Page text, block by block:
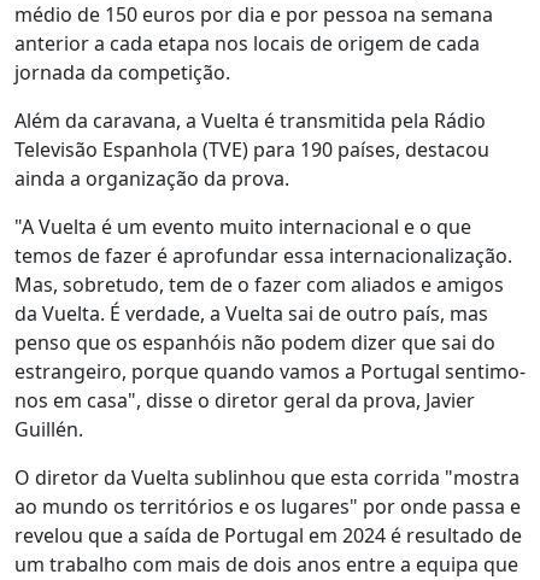
médio de 150 euros por dia e por pessoa na semana
anterior a cada etapa nos locais de origem de cada
jornada da competição.
Além da caravana, a Vuelta é transmitida pela Rádio
Televisão Espanhola (TVE) para 190 países, destacou
ainda a organização da prova.
"A Vuelta é um evento muito internacional e o que
temos de fazer é aprofundar essa internacionalização.
Mas, sobretudo, tem de o fazer com aliados e amigos
da Vuelta. É verdade, a Vuelta sai de outro país, mas
penso que os espanhóis não podem dizer que sai do
estrangeiro, porque quando vamos a Portugal sentimo-
nos em casa", disse o diretor geral da prova, Javier
Guillén.
O diretor da Vuelta sublinhou que esta corrida "mostra
ao mundo os territórios e os lugares" por onde passa e
revelou que a saída de Portugal em 2024 é resultado de
um trabalho com mais de dois anos entre a equipa que